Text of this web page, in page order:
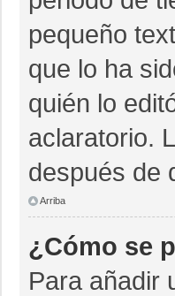
pequeño
que lo ha
quién lo
aclaratorio.
después de
Arriba
¿Cómo se
Para añadir